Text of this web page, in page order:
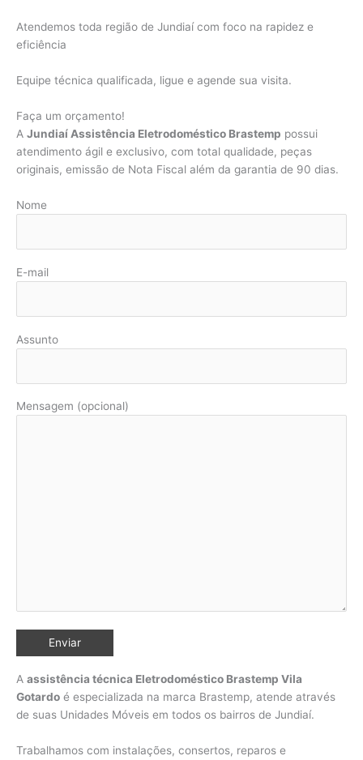
Atendemos toda região de Jundiaí com foco na rapidez e
eficiência
Equipe técnica qualificada, ligue e agende sua visita.
Faça um orçamento!
A Jundiaí Assistência Eletrodoméstico Brastemp possui
atendimento ágil e exclusivo, com total qualidade, peças
originais, emissão de Nota Fiscal além da garantia de 90 dias.
Nome
E-mail
Assunto
Mensagem (opcional)
A assistência técnica Eletrodoméstico Brastemp Vila
Gotardo é especializada na marca Brastemp, atende através
de suas Unidades Móveis em todos os bairros de Jundiaí.
Trabalhamos com instalações, consertos, reparos e